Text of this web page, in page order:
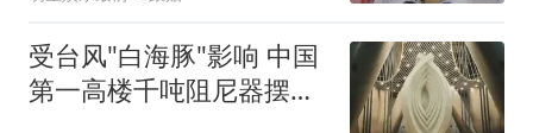
受台风"白海豚"影响 中国
第一高楼千吨阻尼器摆动